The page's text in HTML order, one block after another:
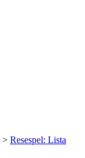
> Resespel: Lista